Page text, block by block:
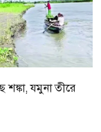
শঙ্কা, যমুনা তীরে